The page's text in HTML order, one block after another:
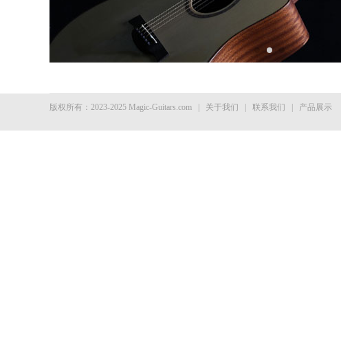
版权所有：2023-2025 Magic-Guitars.com 关于我们 联系我们 产品展示